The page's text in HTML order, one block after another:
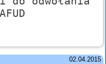
02.04.2015